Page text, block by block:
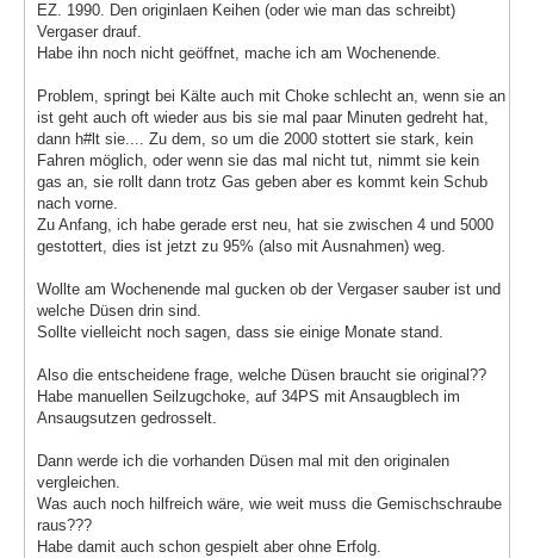
EZ. 1990. Den originlaen Keihen (oder wie man das schreibt)
Vergaser drauf.
Habe ihn noch nicht geöffnet, mache ich am Wochenende.
Problem, springt bei Kälte auch mit Choke schlecht an, wenn sie an
ist geht auch oft wieder aus bis sie mal paar Minuten gedreht hat,
dann h#lt sie.... Zu dem, so um die 2000 stottert sie stark, kein
Fahren möglich, oder wenn sie das mal nicht tut, nimmt sie kein
gas an, sie rollt dann trotz Gas geben aber es kommt kein Schub
nach vorne.
Zu Anfang, ich habe gerade erst neu, hat sie zwischen 4 und 5000
gestottert, dies ist jetzt zu 95% (also mit Ausnahmen) weg.
Wollte am Wochenende mal gucken ob der Vergaser sauber ist und
welche Düsen drin sind.
Sollte vielleicht noch sagen, dass sie einige Monate stand.
Also die entscheidene frage, welche Düsen braucht sie original??
Habe manuellen Seilzugchoke, auf 34PS mit Ansaugblech im
Ansaugsutzen gedrosselt.
Dann werde ich die vorhanden Düsen mal mit den originalen
vergleichen.
Was auch noch hilfreich wäre, wie weit muss die Gemischschraube
raus???
Habe damit auch schon gespielt aber ohne Erfolg.